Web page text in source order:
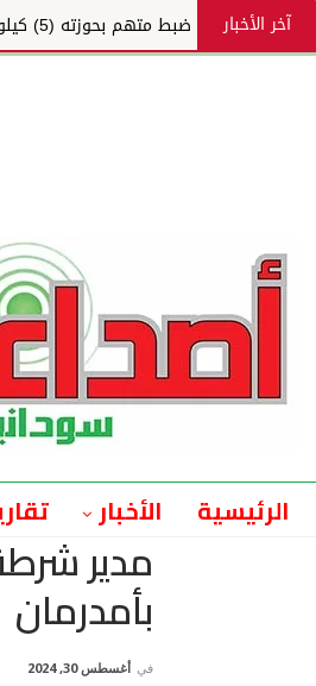
آخر الأخبار ضبط متهم بحوزته (5) كيلوغرام ذهب بولاية سودانية
الرئيسية الأخبار
مدير
بأمدرمان
في أغسطس 30, 2024